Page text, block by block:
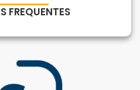
CONTA
FREQUENTES